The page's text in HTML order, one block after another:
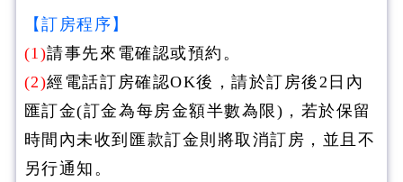
【訂房程序】
(1)請事先來電確認或預約。
(2)經電話訂房確認OK後，請於訂房後2日內
匯訂金(訂金為每房金額半數為限)，若於保留
時間內未收到匯款訂金則將取消訂房，並且不
另行通知。